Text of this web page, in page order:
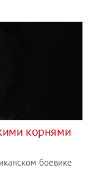
корнями
боевике